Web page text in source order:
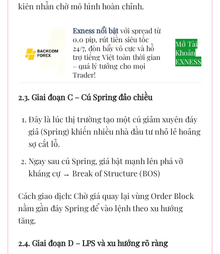
kiên nhẫn chờ mô hình hoàn chỉnh.
Exness nổi bật với spread từ
0.0 pip, rút tiền siêu tốc
24/7, đòn bẩy vô cực và hỗ
trợ tiếng Việt toàn thời gian
– quá lý tưởng cho mọi
Trader!
Mở Tài
Khoản
EXNESS
2.3. Giai đoạn C – Cú Spring đảo chiều
Đây là lúc thị trường tạo một cú giảm xuyên đáy
giả (Spring) khiến nhiều nhà đầu tư nhỏ lẻ hoảng
sợ cắt lỗ.
Ngay sau cú Spring, giá bật mạnh lên phá vỡ
kháng cự → Break of Structure (BOS)
Cách giao dịch: Chờ giá quay lại vùng Order Block
nằm gần đáy Spring để vào lệnh theo xu hướng
tăng.
2.4. Giai đoạn D – LPS và xu hướng rõ ràng